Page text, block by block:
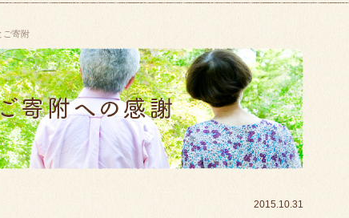
ご寄附
2015.10.31